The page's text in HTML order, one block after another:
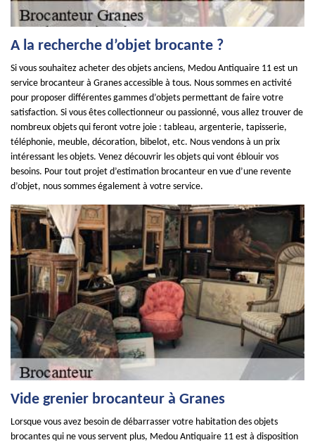
A la recherche d’objet brocante ?
Si vous souhaitez acheter des objets anciens, Medou Antiquaire 11 est un
service brocanteur à Granes accessible à tous. Nous sommes en activité
pour proposer différentes gammes d’objets permettant de faire votre
satisfaction. Si vous êtes collectionneur ou passionné, vous allez trouver de
nombreux objets qui feront votre joie : tableau, argenterie, tapisserie,
téléphonie, meuble, décoration, bibelot, etc. Nous vendons à un prix
intéressant les objets. Venez découvrir les objets qui vont éblouir vos
besoins. Pour tout projet d’estimation brocanteur en vue d’une revente
d’objet, nous sommes également à votre service.
Vide grenier brocanteur à Granes
Lorsque vous avez besoin de débarrasser votre habitation des objets
brocantes qui ne vous servent plus, Medou Antiquaire 11 est à disposition